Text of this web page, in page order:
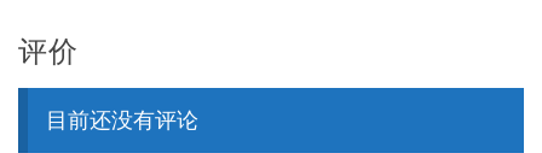
评价
目前还没有评论